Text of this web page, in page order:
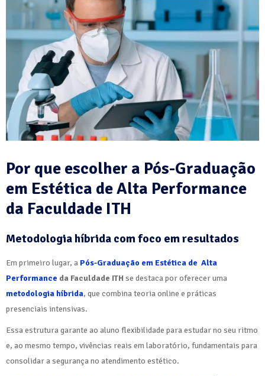
Por que escolher a Pós-Graduação
em Estética de Alta Performance
da Faculdade ITH
Metodologia híbrida com foco em resultados
Em primeiro lugar, a Pós-Graduação em Estética de Alta
Performance da Faculdade ITH se destaca por oferecer uma
metodologia híbrida, que combina teoria online e práticas
presenciais intensivas.
Essa estrutura garante ao aluno flexibilidade para estudar no seu ritmo
e, ao mesmo tempo, vivências reais em laboratório, fundamentais para
consolidar a segurança no atendimento estético.